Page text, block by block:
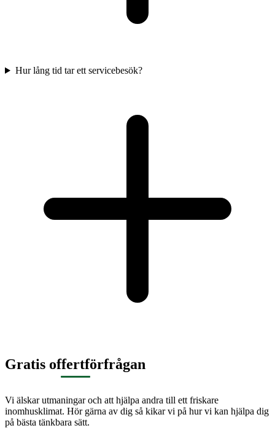
Hur lång tid tar ett servicebesök?
Gratis offertförfrågan
Vi älskar utmaningar och att hjälpa andra till ett friskare
inomhusklimat. Hör gärna av dig så kikar vi på hur vi kan hjälpa dig
på bästa tänkbara sätt.